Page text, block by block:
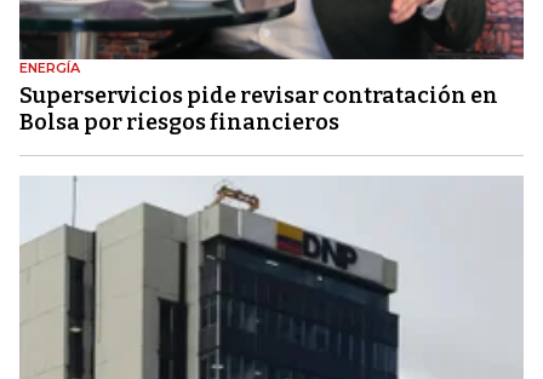
ENERGÍA
Superservicios pide revisar contratación en
Bolsa por riesgos financieros